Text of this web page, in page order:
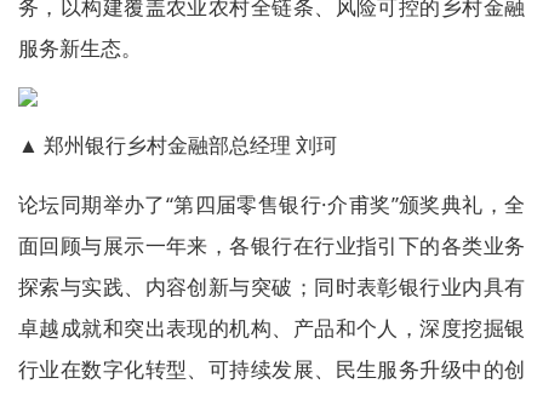
务，以构建覆盖农业农村全链条、风险可控的乡村金融
服务新生态。
▲ 郑州银行乡村金融部总经理 刘珂
论坛同期举办了“第四届零售银行·介甫奖”颁奖典礼，全
面回顾与展示一年来，各银行在行业指引下的各类业务
探索与实践、内容创新与突破；同时表彰银行业内具有
卓越成就和突出表现的机构、产品和个人，深度挖掘银
行业在数字化转型、可持续发展、民生服务升级中的创